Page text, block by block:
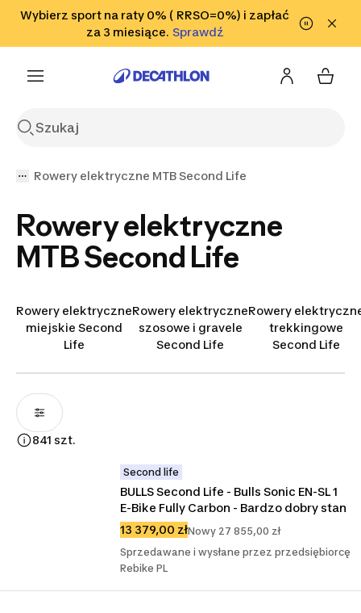
Przejdź do wyszukiwania Przejdź do treści
Przejdź
Wybierz sport na raty 0% ( RRSO=0%) i zapłać
za 3 miesiące. SprawdźSprawdź
Sprawdź
Rowery elektryczne MTB Second Life
Rowery elektryczne
MTB Second Life
Rowery elektryczne
miejskie Second
Life
Rowery elektryczne
szosowe i gravele
Second Life
Rowery
trekkingowe
Second Life
841 szt.
Second life
BULLS Second Life - Bulls Sonic EN-SL 1
E-Bike Fully Carbon - Bardzo dobry stan
13 379,00 złNowy 27 855,00 zł
Sprzedawane i wysłane przez przedsiębiorcę
Rebike PL